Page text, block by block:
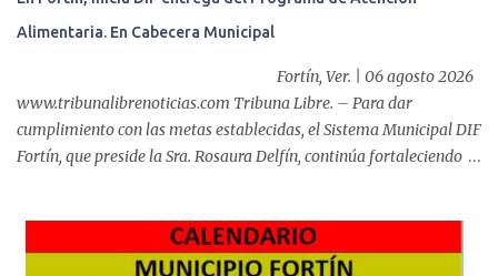
Alimentaria. En Cabecera Municipal
Fortín, Ver. | 06 agosto 2026
www.tribunalibrenoticias.com Tribuna Libre. – Para dar
cumplimiento con las metas establecidas, el Sistema Municipal DIF
Fortín, que preside la Sra. Rosaura Delfín, continúa fortaleciendo
Días y Primera Infancia” que inició este miércoles en la cabecera
municipal. Se trata de una estrategia que busca contribuir al